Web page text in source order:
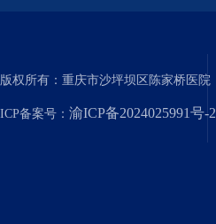
版权所有：重庆市沙坪坝区陈家桥医院
ICP备案号： 渝ICP备2024025991号-2